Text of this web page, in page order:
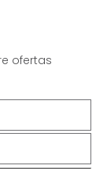
ofertas